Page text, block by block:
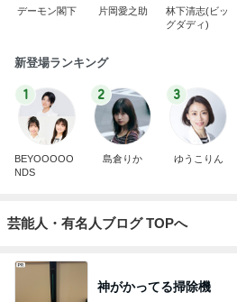
デーモン閣下 片岡愛之助
林下清志(ビッ
グダディ)
新登場ランキング
1
BEYOOOOO
NDS
2
島倉りか
3
ゆうこりん
芸能人・有名人ブログ TOPへ
神がかってる掃除機